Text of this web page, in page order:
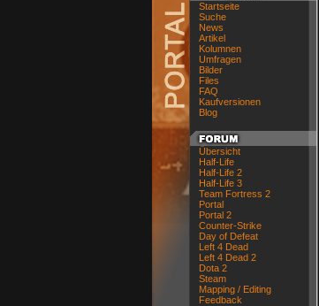
Startseite
Suche
News
Artikel
Kolumnen
Umfragen
Bilder
Files
FAQ
Kaufversionen
Blog
Übersicht
Half-Life
Half-Life 2
Half-Life 3
Team Fortress 2
Portal
Portal 2
Counter-Strike
Day of Defeat
Left 4 Dead
Left 4 Dead 2
Dota 2
Steam
Mapping / Editing
Feedback